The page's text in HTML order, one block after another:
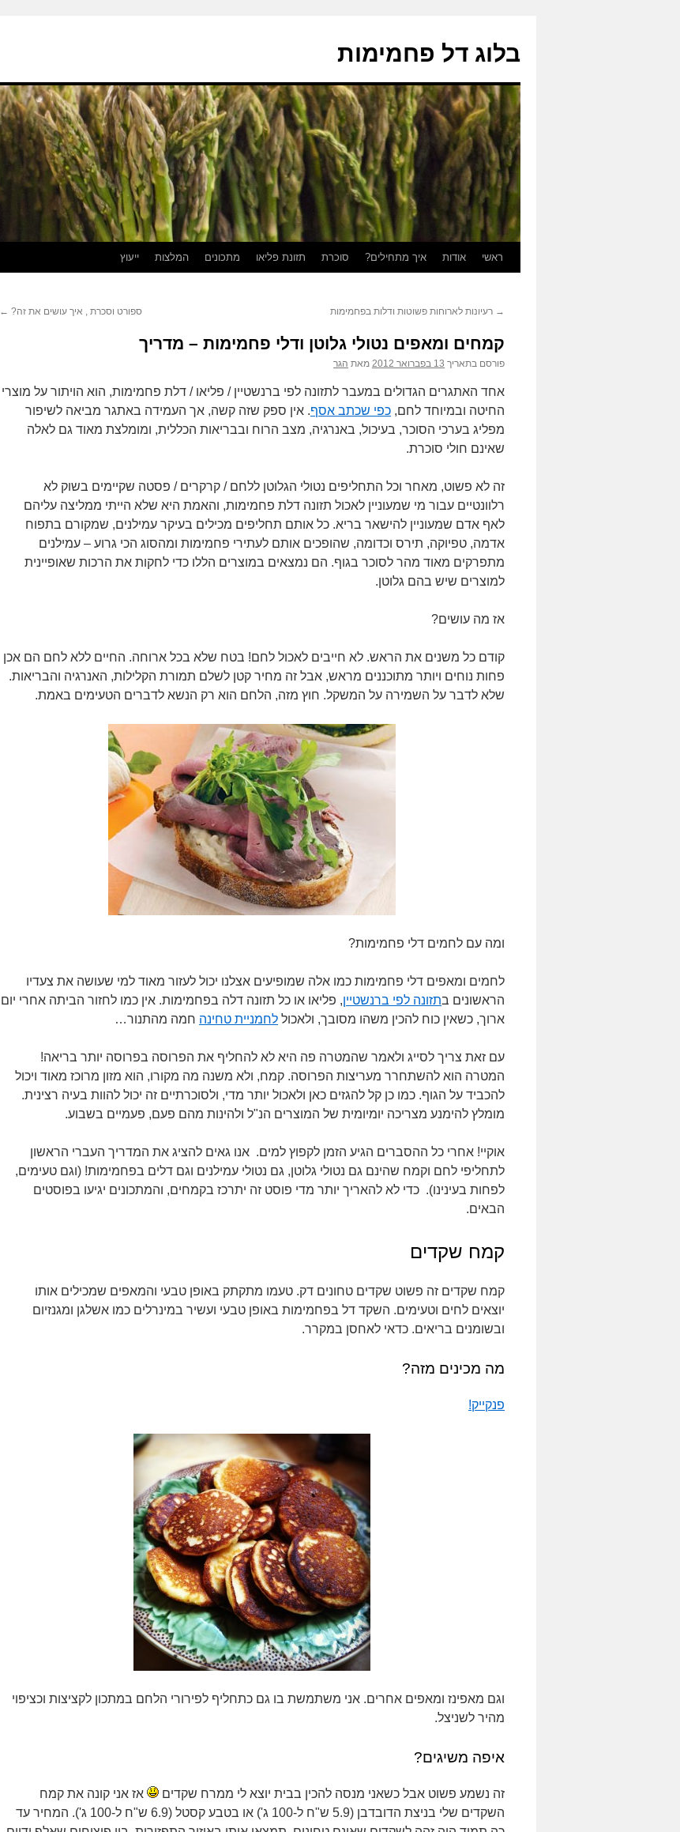
בלוג דל פחמימות
לדלג
ראשי אודות איך מתחילים? סוכרת תזונת פליאו מתכונים המלצות ייעוץ
→ רעיונות לארוחות פשוטות ודלות בפחמימות ספורט וסכרת , איך עושים את זה? ←
קמחים ומאפים נטולי גלוטן ודלי פחמימות – מדריך
פורסם בתאריך 13 בפברואר 2012 מאת הגר
אחד האתגרים הגדולים במעבר לתזונה לפי ברנשטיין / פליאו / דלת פחמימות, הוא הויתור על מוצרי
החיטה ובמיוחד לחם, כפי שכתב אסף. אין ספק שזה קשה, אך העמידה באתגר מביאה לשיפור
מפליג בערכי הסוכר, בעיכול, באנרגיה, מצב הרוח ובבריאות הכללית, ומומלצת מאוד גם לאלה
שאינם חולי סוכרת.
זה לא פשוט, מאחר וכל התחליפים נטולי הגלוטן ללחם / קרקרים / פסטה שקיימים בשוק לא
רלוונטיים עבור מי שמעוניין לאכול תזונה דלת פחמימות, והאמת היא שלא הייתי ממליצה עליהם
לאף אדם שמעוניין להישאר בריא. כל אותם תחליפים מכילים בעיקר עמילנים, שמקורם בתפוח
אדמה, טפיוקה, תירס וכדומה, שהופכים אותם לעתירי פחמימות ומהסוג הכי גרוע – עמילנים
מתפרקים מאוד מהר לסוכר בגוף. הם נמצאים במוצרים הללו כדי לחקות את הרכות שאופיינית
למוצרים שיש בהם גלוטן.
אז מה עושים?
קודם כל משנים את הראש. לא חייבים לאכול לחם! בטח שלא בכל ארוחה. החיים ללא לחם הם אכן
פחות נוחים ויותר מתוכננים מראש, אבל זה מחיר קטן לשלם תמורת הקלילות, האנרגיה והבריאות.
שלא לדבר על השמירה על המשקל. חוץ מזה, הלחם הוא רק הנשא לדברים הטעימים באמת.
ומה עם לחמים דלי פחמימות?
לחמים ומאפים דלי פחמימות כמו אלה שמופיעים אצלנו יכול לעזור מאוד למי שעושה את צעדיו
הראשונים בתזונה לפי ברנשטיין, פליאו או כל תזונה דלה בפחמימות. אין כמו לחזור הביתה אחרי יום
ארוך, כשאין כוח להכין משהו מסובך, ולאכול לחמניית טחינה חמה מהתנור…
עם זאת צריך לסייג ולאמר שהמטרה פה היא לא להחליף את הפרוסה בפרוסה יותר בריאה!
המטרה הוא להשתחרר מעריצות הפרוסה. קמח, ולא משנה מה מקורו, הוא מזון מרוכז מאוד ויכול
להכביד על הגוף. כמו כן קל להגזים כאן ולאכול יותר מדי, ולסוכרתיים זה יכול להוות בעיה רצינית.
מומלץ להימנע מצריכה יומיומית של המוצרים הנ"ל ולהינות מהם פעם, פעמיים בשבוע.
אוקיי! אחרי כל ההסברים הגיע הזמן לקפוץ למים. אנו גאים להציג את המדריך העברי הראשון
לתחליפי לחם וקמח שהינם גם נטולי גלוטן, גם נטולי עמילנים וגם דלים בפחמימות! (וגם טעימים,
לפחות בעינינו). כדי לא להאריך יותר מדי פוסט זה יתרכז בקמחים, והמתכונים יגיעו בפוסטים
הבאים.
קמח שקדים
קמח שקדים זה פשוט שקדים טחונים דק. טעמו מתקתק באופן טבעי והמאפים שמכילים אותו
יוצאים לחים וטעימים. השקד דל בפחמימות באופן טבעי ועשיר במינרלים כמו אשלגן ומגנזיום
ובשומנים בריאים. כדאי לאחסן במקרר.
מה מכינים מזה?
פנקייק!
וגם מאפינז ומאפים אחרים. אני משתמשת בו גם כתחליף לפירורי הלחם במתכון לקציצות וכציפוי
מהיר לשניצל.
איפה משיגים?
זה נשמע פשוט אבל כשאני מנסה להכין בבית יוצא לי ממרח שקדים
אז אני קונה את קמח
השקדים שלי בניצת הדובדבן (5.9 ש"ח ל-100 ג') או בטבע קסטל (6.9 ש"ח ל-100 ג'). המחיר עד